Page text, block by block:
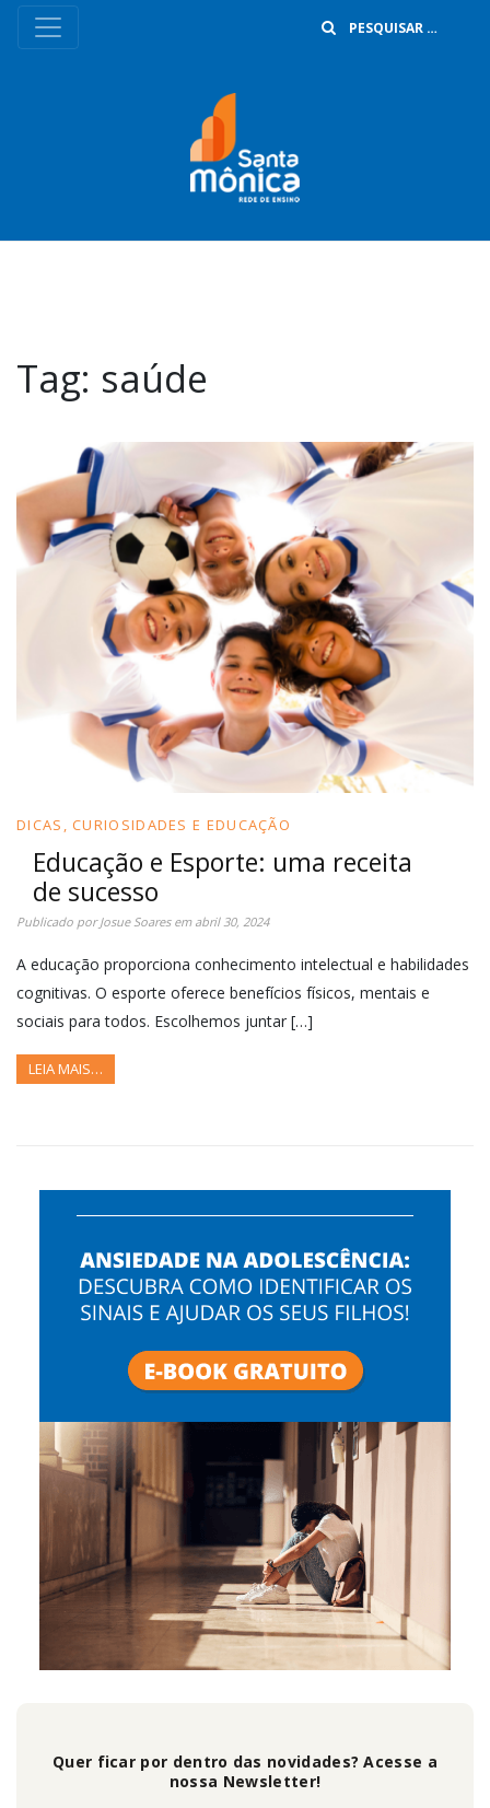
Tag: saúde
DICAS, CURIOSIDADES E EDUCAÇÃO
Educação e Esporte: uma receita
de sucesso
Publicado porJosue Soaresem abril 30, 2024
A educação proporciona conhecimento intelectual e habilidades
cognitivas. O esporte oferece benefícios físicos, mentais e
sociais para todos. Escolhemos juntar […]
LEIA MAIS…
Quer ficar por dentro das novidades? Acesse a
nossa Newsletter!